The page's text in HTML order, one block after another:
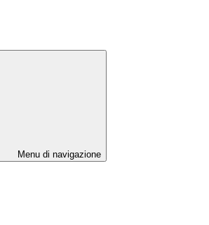
Menu di navigazione